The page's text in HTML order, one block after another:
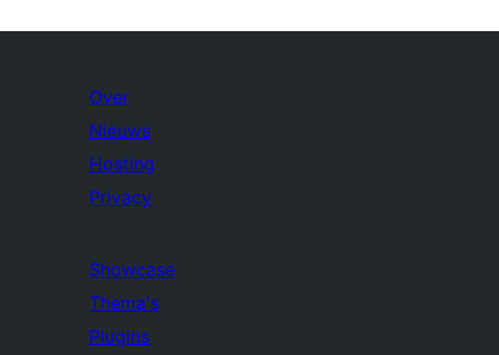
Over
Nieuws
Hosting
Privacy
Showcase
Thema's
Plugins